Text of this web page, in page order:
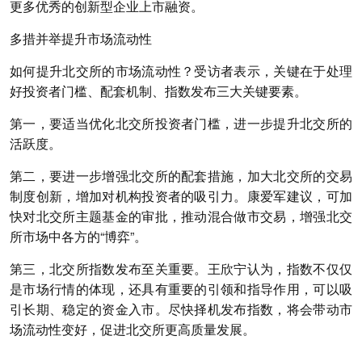
更多优秀的创新型企业上市融资。
多措并举提升市场流动性
如何提升北交所的市场流动性？受访者表示，关键在于处理
好投资者门槛、配套机制、指数发布三大关键要素。
第一，要适当优化北交所投资者门槛，进一步提升北交所的
活跃度。
第二，要进一步增强北交所的配套措施，加大北交所的交易
制度创新，增加对机构投资者的吸引力。康爱军建议，可加
快对北交所主题基金的审批，推动混合做市交易，增强北交
所市场中各方的“博弈”。
第三，北交所指数发布至关重要。王欣宁认为，指数不仅仅
是市场行情的体现，还具有重要的引领和指导作用，可以吸
引长期、稳定的资金入市。尽快择机发布指数，将会带动市
场流动性变好，促进北交所更高质量发展。